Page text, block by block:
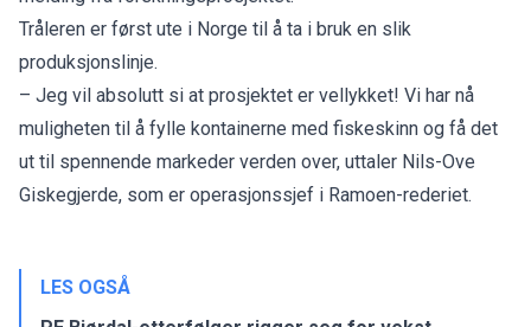
Tråleren er først ute i Norge til å ta i bruk en slik
produksjonslinje.
– Jeg vil absolutt si at prosjektet er vellykket! Vi har nå
muligheten til å fylle kontainerne med fiskeskinn og få det
ut til spennende markeder verden over, uttaler Nils-Ove
Giskegjerde, som er operasjonssjef i Ramoen-rederiet.
LES OGSÅ